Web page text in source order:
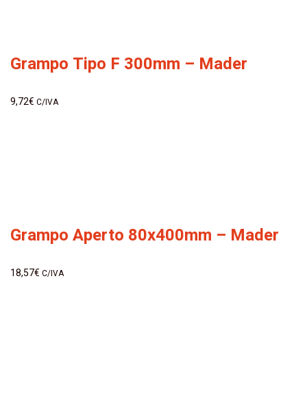
Grampo Tipo F 300mm – Mader
9,72€ C/IVA
Grampo Aperto 80x400mm – Mader
18,57€ C/IVA